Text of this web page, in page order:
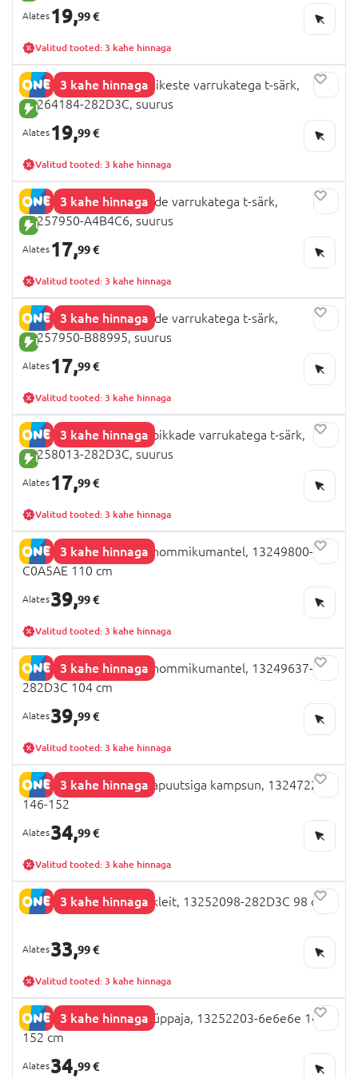
19,99 €
Valitud tooted: 3 kahe hinnaga
3 kahe hinnaga
UUS TOODE
NAME IT BRAINROT lühikeste varrukatega t-särk,
13264184-282D3C, suurus
19,99 €
Valitud tooted: 3 kahe hinnaga
3 kahe hinnaga
UUS TOODE
NAME IT FROZEN pikkade varrukatega t-särk,
13257950-A4B4C6, suurus
17,99 €
Valitud tooted: 3 kahe hinnaga
3 kahe hinnaga
UUS TOODE
NAME IT FROZEN pikkade varrukatega t-särk,
13257950-B88995, suurus
17,99 €
Valitud tooted: 3 kahe hinnaga
3 kahe hinnaga
UUS TOODE
NAME IT PAW PATROL pikkade varrukatega t-särk,
13258013-282D3C, suurus
17,99 €
Valitud tooted: 3 kahe hinnaga
3 kahe hinnaga
NAME IT PAW PATROL hommikumantel, 13249800-
C0A5AE 110 cm
39,99 €
Valitud tooted: 3 kahe hinnaga
3 kahe hinnaga
NAME IT PAW PATROL hommikumantel, 13249637-
282D3C 104 cm
39,99 €
Valitud tooted: 3 kahe hinnaga
3 kahe hinnaga
NAME IT MINECRAFT kapuutsiga kampsun, 13247225
146-152
34,99 €
Valitud tooted: 3 kahe hinnaga
3 kahe hinnaga
NAME IT PAW PATROL kleit, 13252098-282D3C 98 cm
33,99 €
Valitud tooted: 3 kahe hinnaga
3 kahe hinnaga
NAME IT MINECRAFT hüppaja, 13252203-6e6e6e 146-
152 cm
34,99 €